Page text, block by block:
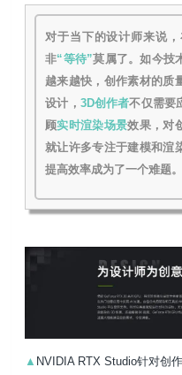
对于当下的设计师来说
非“等待”莫属了。如今技
越来越快，创作素材的质
设计， 3D创作者不仅需要
顾实时渲染场景效果，对
就让许多专注于建模和渲
提高效率成为了一个难题。
▲ NVIDIA RTX Studio针对创